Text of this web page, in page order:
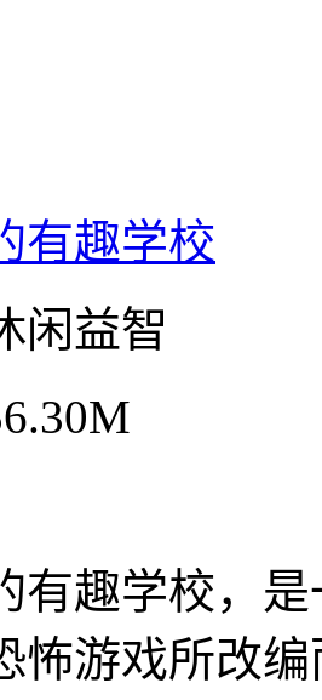
有趣学校
闲益智
有趣学校，
怖游戏所改